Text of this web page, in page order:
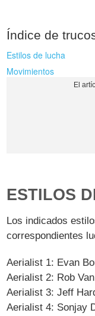
Índice de
Estilos de lucha
Movimientos
ESTILOS
Los indicados
correspondientes
Aerialist 1: Evan
Aerialist 2: Rob
Aerialist 3: Jeff
Aerialist 4: Sonjay